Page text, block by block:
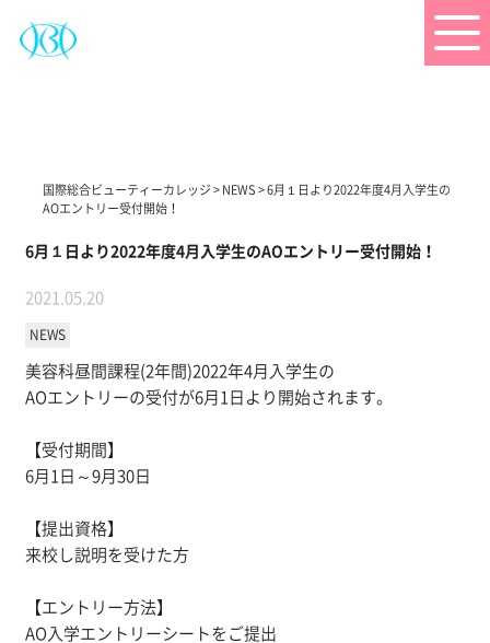
国際総合ビューティーカレッジ> NEWS >6月１日より2022年度4月入学生の
AOエントリー受付開始！
6月１日より2022年度4月入学生のAOエントリー受付開始！
2021.05.20
NEWS
美容科昼間課程(2年間)2022年4月入学生の
AOエントリーの受付が6月1日より開始されます。
【受付期間】
6月1日～9月30日
【提出資格】
来校し説明を受けた方
【エントリー方法】
AO入学エントリーシートをご提出